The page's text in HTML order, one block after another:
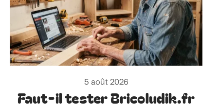
5 août 2026
Faut-il tester Bricoludik.fr